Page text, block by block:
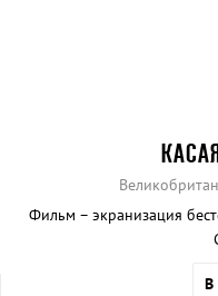
Фильм – экранизация
В